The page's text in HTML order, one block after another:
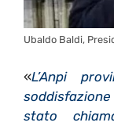
Ubaldo Baldi,
«L’Anpi
stato